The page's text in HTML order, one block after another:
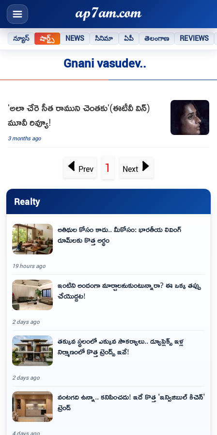
న్యూస్ షార్ట్స్ NEWS సినిమా ఏపీ తెలంగాణ REVIEWS
Gnani vasudev..
'అలా చేరె సీత రాముని చెంతకు'(ఈటీవీ విన్)
మూవీ రివ్యూ!
3 months ago
Prev 1 Next
Realty
అతిథుల కోసం కాదు.. మీకోసం: భారతీయ లివింగ్
రూమ్‌లకు కొత్త అర్థం
19 hours ago
ఇంటిని అందంగా మార్చాలనుకుంటున్నారా? ఈ ఒక్క తప్పు
చేయొద్దట!
2 days ago
తక్కువ స్థలంలో ఎక్కువ సౌకర్యాలు.. డ్యూప్లెక్స్ ఇళ్ల
నిర్మాణంలో కొత్త ట్రెండ్స్ ఇవే!
2 days ago
వంటగది ఉన్నా.. కనిపించదు! ఇదే కొత్త 'ఇన్విజిబుల్ కిచెన్'
ట్రెండ్
4 days ago